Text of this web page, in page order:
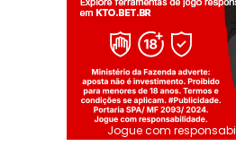
Jogue com